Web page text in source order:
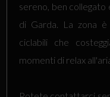
sereno, ben collegato
di Garda. La zona è
ciclabili che
momenti di relax